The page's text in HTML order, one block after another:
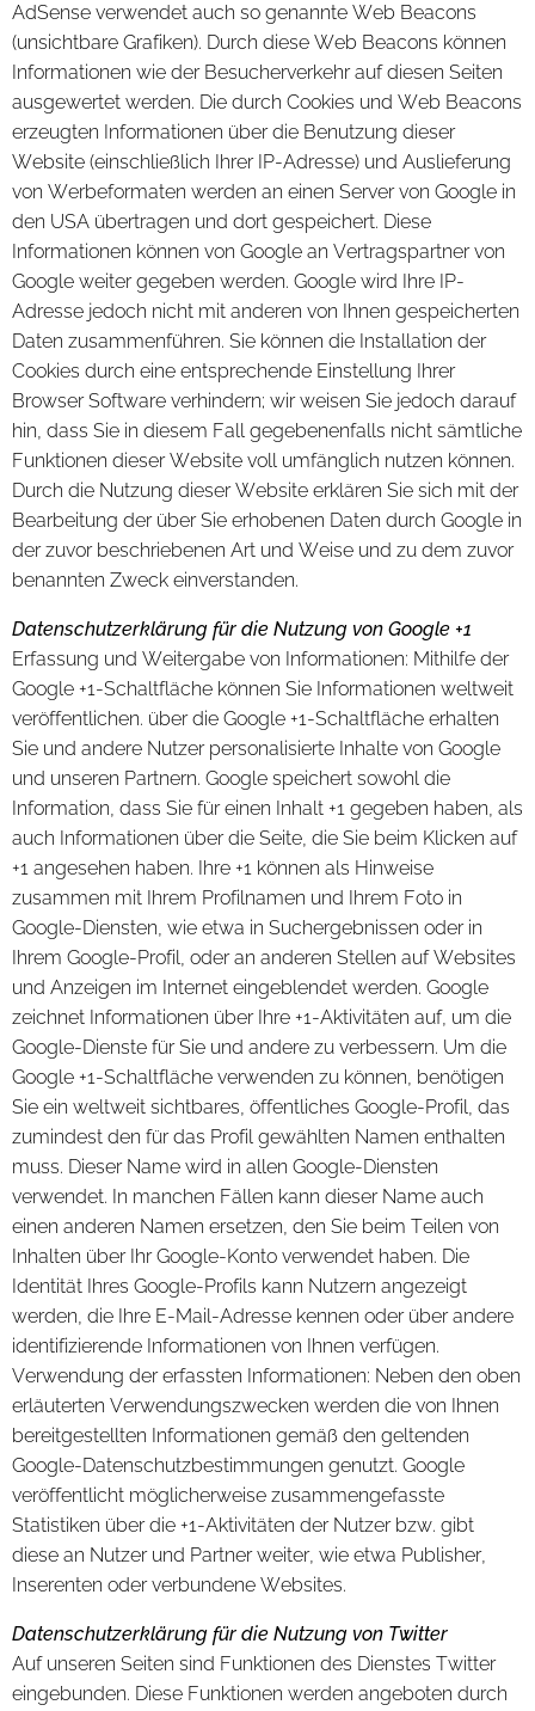
AdSense verwendet auch so genannte Web Beacons
(unsichtbare Grafiken). Durch diese Web Beacons können
Informationen wie der Besucherverkehr auf diesen Seiten
ausgewertet werden. Die durch Cookies und Web Beacons
erzeugten Informationen über die Benutzung dieser
Website (einschließlich Ihrer IP-Adresse) und Auslieferung
von Werbeformaten werden an einen Server von Google in
den USA übertragen und dort gespeichert. Diese
Informationen können von Google an Vertragspartner von
Google weiter gegeben werden. Google wird Ihre IP-
Adresse jedoch nicht mit anderen von Ihnen gespeicherten
Daten zusammenführen. Sie können die Installation der
Cookies durch eine entsprechende Einstellung Ihrer
Browser Software verhindern; wir weisen Sie jedoch darauf
hin, dass Sie in diesem Fall gegebenenfalls nicht sämtliche
Funktionen dieser Website voll umfänglich nutzen können.
Durch die Nutzung dieser Website erklären Sie sich mit der
Bearbeitung der über Sie erhobenen Daten durch Google in
der zuvor beschriebenen Art und Weise und zu dem zuvor
benannten Zweck einverstanden.
Datenschutzerklärung für die Nutzung von Google +1
Erfassung und Weitergabe von Informationen: Mithilfe der
Google +1-Schaltfläche können Sie Informationen weltweit
veröffentlichen. über die Google +1-Schaltfläche erhalten
Sie und andere Nutzer personalisierte Inhalte von Google
und unseren Partnern. Google speichert sowohl die
Information, dass Sie für einen Inhalt +1 gegeben haben, als
auch Informationen über die Seite, die Sie beim Klicken auf
+1 angesehen haben. Ihre +1 können als Hinweise
zusammen mit Ihrem Profilnamen und Ihrem Foto in
Google-Diensten, wie etwa in Suchergebnissen oder in
Ihrem Google-Profil, oder an anderen Stellen auf Websites
und Anzeigen im Internet eingeblendet werden. Google
zeichnet Informationen über Ihre +1-Aktivitäten auf, um die
Google-Dienste für Sie und andere zu verbessern. Um die
Google +1-Schaltfläche verwenden zu können, benötigen
Sie ein weltweit sichtbares, öffentliches Google-Profil, das
zumindest den für das Profil gewählten Namen enthalten
muss. Dieser Name wird in allen Google-Diensten
verwendet. In manchen Fällen kann dieser Name auch
einen anderen Namen ersetzen, den Sie beim Teilen von
Inhalten über Ihr Google-Konto verwendet haben. Die
Identität Ihres Google-Profils kann Nutzern angezeigt
werden, die Ihre E-Mail-Adresse kennen oder über andere
identifizierende Informationen von Ihnen verfügen.
Verwendung der erfassten Informationen: Neben den oben
erläuterten Verwendungszwecken werden die von Ihnen
bereitgestellten Informationen gemäß den geltenden
Google-Datenschutzbestimmungen genutzt. Google
veröffentlicht möglicherweise zusammengefasste
Statistiken über die +1-Aktivitäten der Nutzer bzw. gibt
diese an Nutzer und Partner weiter, wie etwa Publisher,
Inserenten oder verbundene Websites.
Datenschutzerklärung für die Nutzung von Twitter
Auf unseren Seiten sind Funktionen des Dienstes Twitter
eingebunden. Diese Funktionen werden angeboten durch